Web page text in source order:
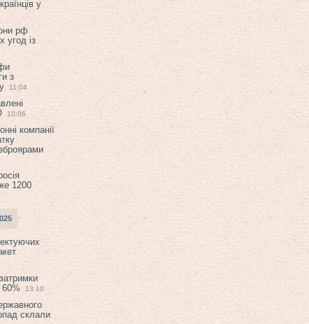
у
рф
угод із
з
11:04
10:06
компанії
1200
60%
13:10
склали